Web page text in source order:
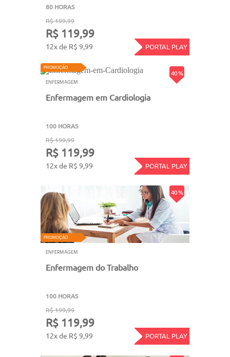
80 HORAS
R$ 199,99
R$ 119,99
12x de R$ 9,99 PORTAL PLAY
40 %
PROMOÇÃO
ENFERMAGEM
Enfermagem em Cardiologia
100 HORAS
R$ 199,99
R$ 119,99
12x de R$ 9,99 PORTAL PLAY
40 %
PROMOÇÃO
ENFERMAGEM
Enfermagem do Trabalho
100 HORAS
R$ 199,99
R$ 119,99
12x de R$ 9,99 PORTAL PLAY